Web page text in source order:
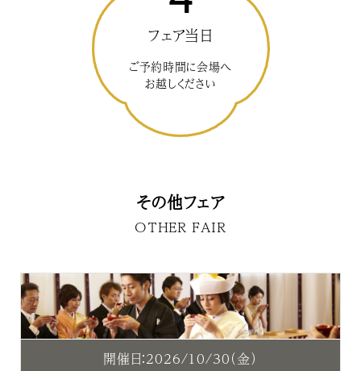
フェア当日
ご予約時間に会場へ
お越しください
その他フェア
OTHER FAIR
開催日：2026/10/30（金）